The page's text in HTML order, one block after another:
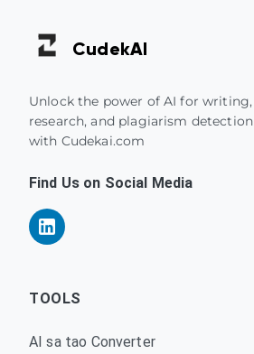
CudekAI
Unlock the power of AI for writing,
research, and plagiarism detection
with Cudekai.com
Find Us on Social Media
TOOLS
AI sa tao Converter